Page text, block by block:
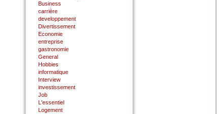
Business
carrière
developpement
Divertissement
Economie
entreprise
gastronomie
General
Hobbies
informatique
Interview
investissement
Job
L'essentiel
Logement